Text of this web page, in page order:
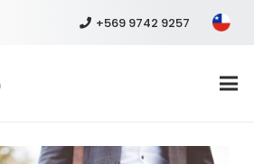
+569 9742 9257